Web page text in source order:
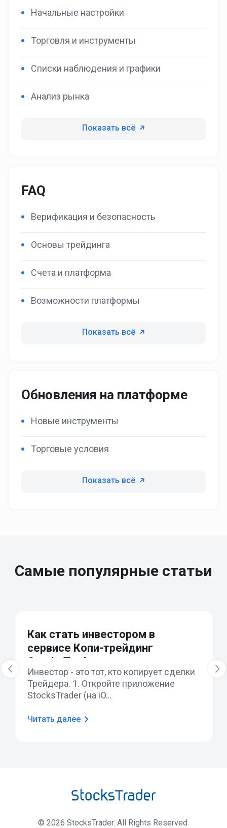
Начальные настройки
Торговля и инструменты
Списки наблюдения и графики
Анализ рынка
Показать всё
FAQ
Верификация и безопасность
Основы трейдинга
Счета и платформа
Возможности платформы
Показать всё
Обновления на платформе
Новые инструменты
Торговые условия
Показать всё
Самые популярные статьи
Как стать инвестором в
сервисе Копи-трейдинг
StocksTrader
Инвестор - это тот, кто копирует сделки
Трейдера. 1. Откройте приложение
StocksTrader (на iO...
Читать далее
‹
© 2026 StocksTrader. All Rights Reserved.